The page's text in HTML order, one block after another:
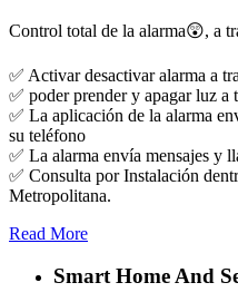
Control total de la alarma😲, a
✅ Activar desactivar alarma a
✅ poder prender y apagar luz a
✅ La aplicación de la alarma
su teléfono
✅ La alarma envía mensajes y
✅ Consulta por Instalación
Metropolitana.
Read More
Smart Home And